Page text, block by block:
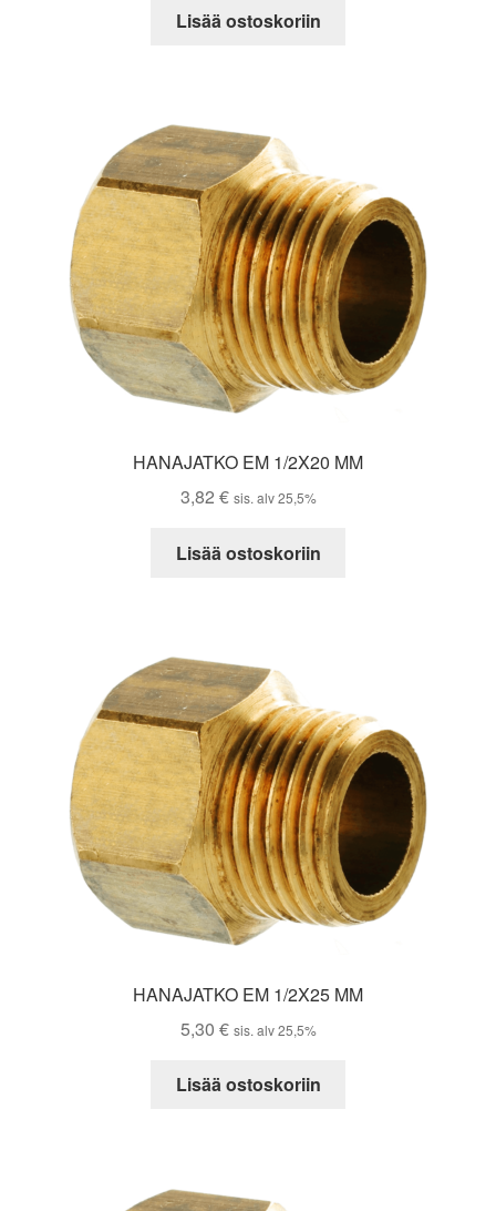
Lisää ostoskoriin
HANAJATKO EM 1/2X20 MM
3,82 € sis. alv 25,5%
Lisää ostoskoriin
HANAJATKO EM 1/2X25 MM
5,30 € sis. alv 25,5%
Lisää ostoskoriin